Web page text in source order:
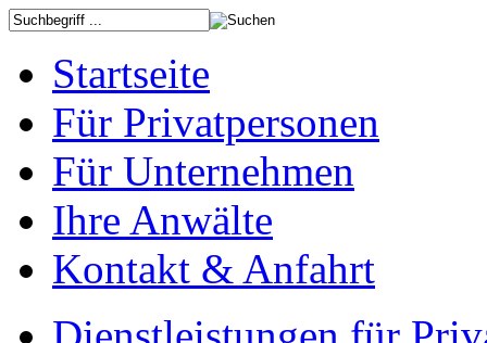
Startseite
Für Privatpersonen
Für Unternehmen
Ihre Anwälte
Kontakt & Anfahrt